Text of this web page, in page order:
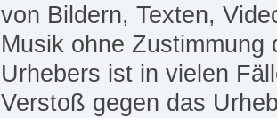
von Bildern, Texten,
Musik ohne Zustimmung
Urhebers ist in vielen
Verstoß gegen das